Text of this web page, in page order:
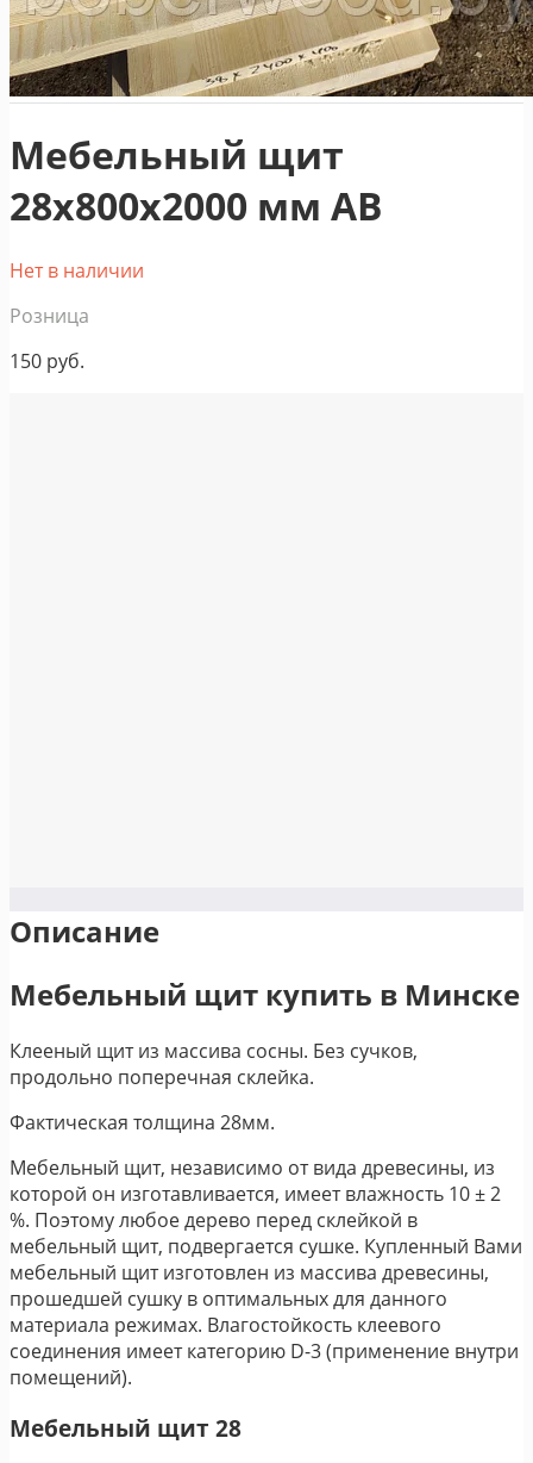
Мебельный щит
28х800х2000 мм АВ
Нет в наличии
Розница
150 руб.
Описание
Мебельный щит купить в Минске
Клееный щит из массива сосны. Без сучков,
продольно поперечная склейка.
Фактическая толщина 28мм.
Мебельный щит, независимо от вида древесины, из
которой он изготавливается, имеет влажность 10 ± 2
%. Поэтому любое дерево перед склейкой в
мебельный щит, подвергается сушке. Купленный Вами
мебельный щит изготовлен из массива древесины,
прошедшей сушку в оптимальных для данного
материала режимах. Влагостойкость клеевого
соединения имеет категорию D-3 (применение внутри
помещений).
Мебельный щит 28